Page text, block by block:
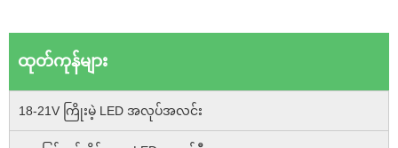
ထုတ်ကုန်များ
18-21V ကြိုးမဲ့ LED အလုပ်အလင်း